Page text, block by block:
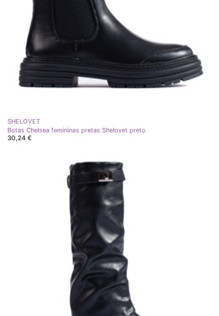
SHELOVET
Botas Chelsea femininas pretas Shelovet preto
30,24 €